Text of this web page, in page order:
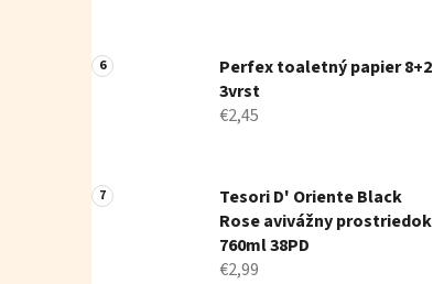
Perfex toaletný papier 8+2
3vrst
€2,45
Tesori D' Oriente Black
Rose avivážny prostriedok
760ml 38PD
€2,99